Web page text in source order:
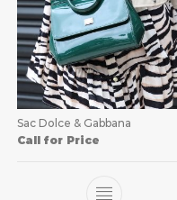
Sac Dolce & Gabbana
Call for Price